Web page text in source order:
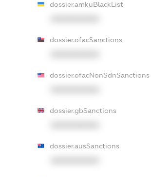
dossier.amkuBlackList
dossier.ofacSanctions
dossier.ofacNonSdnSanctions
dossier.gbSanctions
dossier.ausSanctions